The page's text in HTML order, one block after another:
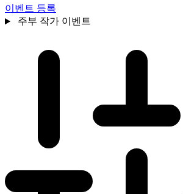
이벤트 등록
주부 작가 이벤트